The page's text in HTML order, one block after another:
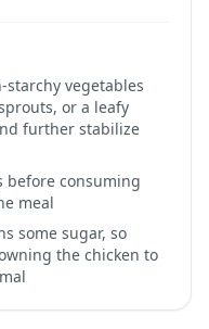
vegetables
or a leafy
further stabilize
before consuming
meal
some sugar, so
the chicken to